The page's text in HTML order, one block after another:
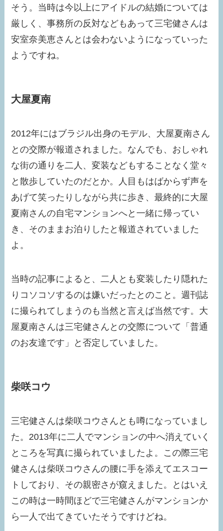
そう。当時は今以上にアイドルの結婚については
厳しく、事務所の反対などもあって三宅健さんは
安室奈美恵さんとは会わないようになっていった
ようですね。
大屋夏南
2012年にはブラジル出身のモデル、大屋夏南さん
との交際が報道されました。なんでも、おしゃれ
な街の通りを二人、変装などもすることなく堂々
と散歩していたのだとか。人目もはばからず声を
あげて笑ったりしながら共に歩き、最終的に大屋
夏南さんの自宅マンションへと一緒に帰ってい
き、そのままお泊りしたと報道されていました
よ。
当時の記事によると、二人とも変装したり隠れた
りコソコソするのは嫌いだったとのこと。週刊誌
に撮られてしまうのも当然と言えば当然です。大
屋夏南さんは三宅健さんとの交際について「普通
のお友達です」と否定していました。
柴咲コウ
三宅健さんは柴咲コウさんとも噂になっていまし
た。2013年に二人でマンションの中へ消えていく
ところを写真に撮られていましたよ。この際三宅
健さんは柴咲コウさんの腰に手を添えてエスコー
トしており、その親密さが窺えました。とはいえ
この時は一時間ほどで三宅健さんがマンションか
ら一人で出てきていたそうですけどね。